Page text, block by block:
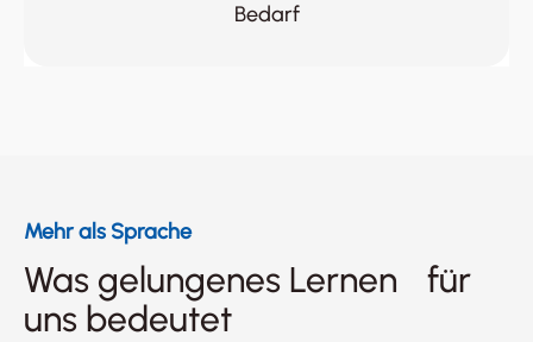
Bedarf
Mehr als Sprache
Was gelungenes Lernen für
uns bedeutet